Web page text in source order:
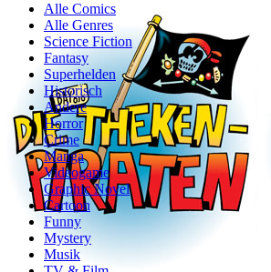
Alle Comics
Alle Genres
Science Fiction
Fantasy
Superhelden
Historisch
Andere
Horror
Crime
Manga
Videogame
Graphic Novel
Cartoon
Funny
Mystery
Musik